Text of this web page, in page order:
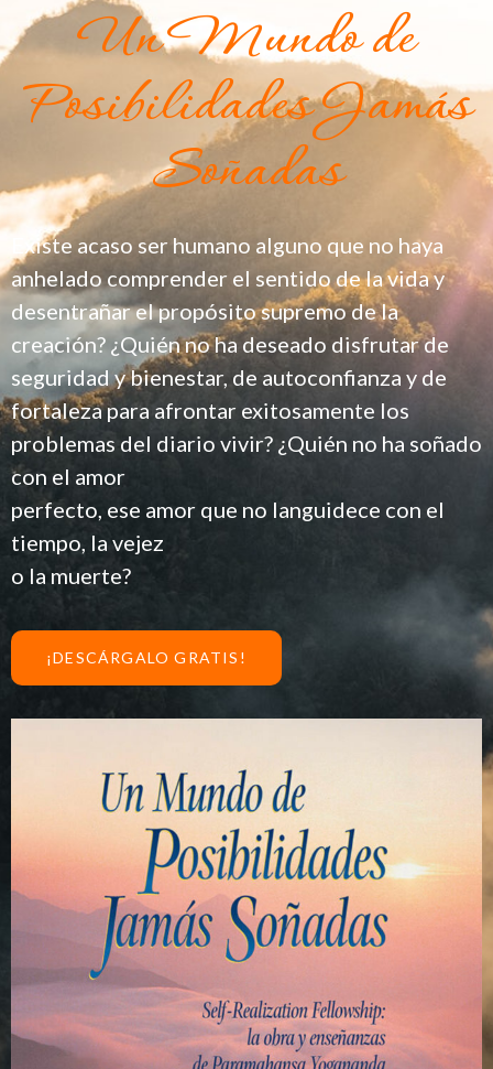
Un Mundo de
Posibilidades Jamás
Soñadas
Existe acaso ser humano alguno que no haya
anhelado comprender el sentido de la vida y
desentrañar el propósito supremo de la
creación? ¿Quién no ha deseado disfrutar de
seguridad y bienestar, de autoconfianza y de
fortaleza para afrontar exitosamente los
problemas del diario vivir? ¿Quién no ha soñado
con el amor
perfecto, ese amor que no languidece con el
tiempo, la vejez
o la muerte?
¡DESCÁRGALO GRATIS!